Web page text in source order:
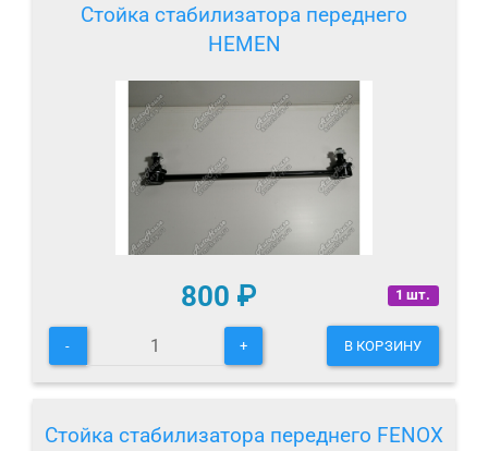
Стойка стабилизатора переднего
HEMEN
1 шт.
800 ₽
- + В КОРЗИНУ
Стойка стабилизатора переднего FENOX